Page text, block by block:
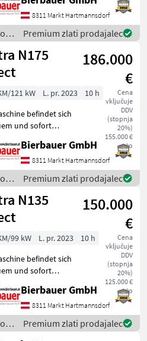
Vereinbarung
vor Ort besichtigt
werden. Neumaschine sofo
8311 Markt Hartmannsdorf
/
Premium zlati prodajalec
N175
186.000
€
Cena
vključuje
DDV
(stopnja
20%)
155.000 €
neto
121 kW L. pr. 2023
10 h
befindet sich
und sofort
nach
Vereinbarung
Ort besichtigt
werden. Neumaschine sofo
Bierbauer GmbH
8311 Markt Hartmannsdorf
/
Premium zlati prodajalec
N135
150.000
€
Cena
vključuje
DDV
(stopnja
20%)
125.000 €
neto
99 kW L. pr. 2023
10 h
befindet sich
und sofort
nach
Vereinbarung
Ort besichtigt
werden. Neumaschine sofo
Bierbauer GmbH
8311 Markt Hartmannsdorf
/
Premium zlati prodajalec